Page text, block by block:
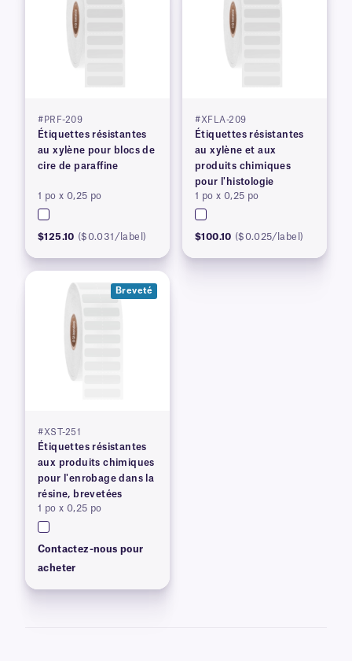
#PRF-209
Étiquettes résistantes
au xylène pour blocs de
cire de paraffine
1 po x 0,25 po
$125.10 ($0.031/label)
#XFLA-209
Étiquettes résistantes
au xylène et aux
produits chimiques
pour l'histologie
1 po x 0,25 po
$100.10 ($0.025/label)
Breveté
#XST-251
Étiquettes résistantes
aux produits chimiques
pour l'enrobage dans la
résine, brevetées
1 po x 0,25 po
Contactez-nous pour
acheter